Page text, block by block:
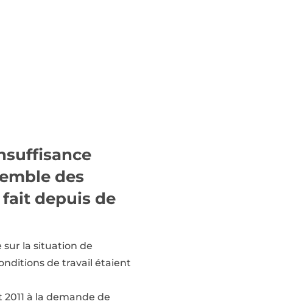
des
fait depuis de
sur la situation de
de travail étaient
à la demande de